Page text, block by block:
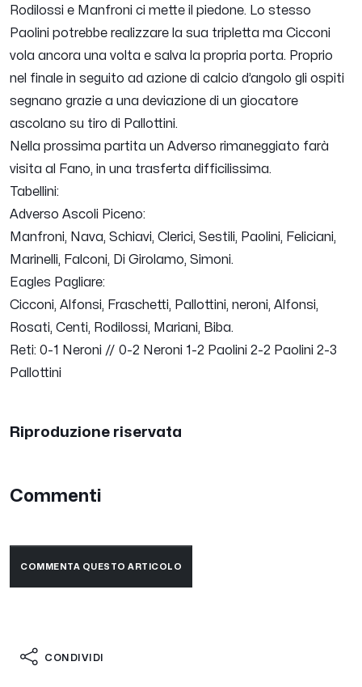
Rodilossi e Manfroni ci mette il piedone. Lo stesso
Paolini potrebbe realizzare la sua tripletta ma Cicconi
vola ancora una volta e salva la propria porta. Proprio
nel finale in seguito ad azione di calcio d’angolo gli ospiti
segnano grazie a una deviazione di un giocatore
ascolano su tiro di Pallottini.
Nella prossima partita un Adverso rimaneggiato farà
visita al Fano, in una trasferta difficilissima.
Tabellini:
Adverso Ascoli Piceno:
Manfroni, Nava, Schiavi, Clerici, Sestili, Paolini, Feliciani,
Marinelli, Falconi, Di Girolamo, Simoni.
Eagles Pagliare:
Cicconi, Alfonsi, Fraschetti, Pallottini, neroni, Alfonsi,
Rosati, Centi, Rodilossi, Mariani, Biba.
Reti: 0-1 Neroni // 0-2 Neroni 1-2 Paolini 2-2 Paolini 2-3
Pallottini
Riproduzione riservata
Commenti
COMMENTA QUESTO ARTICOLO
CONDIVIDI